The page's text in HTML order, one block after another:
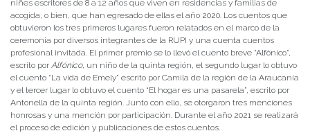
niñes escritores de 8 a 12 años que viven en residencias y familias de
acogida, o bien, que han egresado de ellas el año 2020. Los cuentos que
obtuvieron los tres primeros lugares fueron relatados en el marco de la
ceremonia por diversos integrantes de la RUPI y una cuenta cuentos
profesional invitada. El primer premio se lo llevó el cuento breve “Alfónico”,
escrito por Alfónico, un niño de la quinta región, el segundo lugar lo obtuvo
el cuento “La vida de Emely” escrito por Camila de la región de la Araucanía
y el tercer lugar lo obtuvo el cuento “El hogar es una pasarela”, escrito por
Antonella de la quinta región. Junto con ello, se otorgaron tres menciones
honrosas y una mención por participación. Durante el año 2021 se realizará
el proceso de edición y publicaciones de estos cuentos.